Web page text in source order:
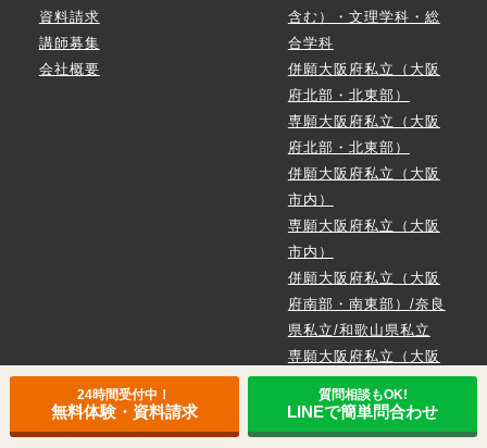
24時間受付中！
無料体験・資料請求
質問相談もOK!
LINEで簡単問合わせ
資料請求
講師募集
会社概要
含む）・文理学科・総
合学科
併願大阪府私立（大阪
府北部・北東部）
専願大阪府私立（大阪
府北部・北東部）
併願大阪府私立（大阪
市内）
専願大阪府私立（大阪
市内）
併願大阪府私立（大阪
府南部・南東部）/奈良
県私立/和歌山県私立
専願大阪府私立（大阪
県私立/和歌山県私立